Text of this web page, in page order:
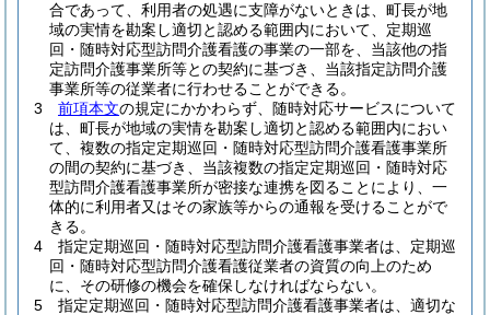
合であって、利用者の処遇に支障がないときは、町長が地
域の実情を勘案し適切と認める範囲内において、定期巡
回・随時対応型訪問介護看護の事業の一部を、当該他の指
定訪問介護事業所等との契約に基づき、当該指定訪問介護
事業所等の従業者に行わせることができる。
3
前項本文の規定にかかわらず、随時対応サービスについて
は、町長が地域の実情を勘案し適切と認める範囲内におい
て、複数の指定定期巡回・随時対応型訪問介護看護事業所
の間の契約に基づき、当該複数の指定定期巡回・随時対応
型訪問介護看護事業所が密接な連携を図ることにより、一
体的に利用者又はその家族等からの通報を受けることがで
きる。
4
指定定期巡回・随時対応型訪問介護看護事業者は、定期巡
回・随時対応型訪問介護看護従業者の資質の向上のため
に、その研修の機会を確保しなければならない。
5
指定定期巡回・随時対応型訪問介護看護事業者は、適切な